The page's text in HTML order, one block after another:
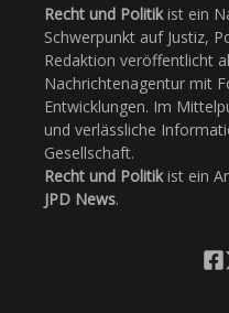
Recht und Politikist ein
Schwerpunkt auf Justiz,
Redaktion veröffentlicht
Nachrichtenagentur mit
Entwicklungen. Im
und verlässliche
Gesellschaft.
Recht und Politikist ein
JPD News.